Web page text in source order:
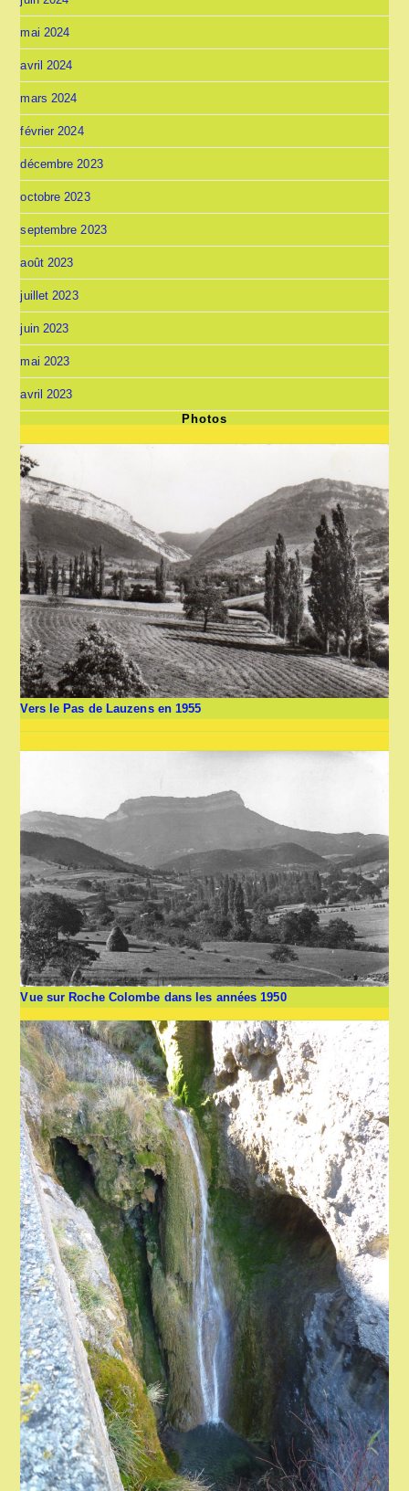
mai 2024
avril 2024
mars 2024
février 2024
décembre 2023
octobre 2023
septembre 2023
août 2023
juillet 2023
juin 2023
mai 2023
avril 2023
Photos
Vers le Pas de Lauzens en 1955
Vue sur Roche Colombe dans les années 1950